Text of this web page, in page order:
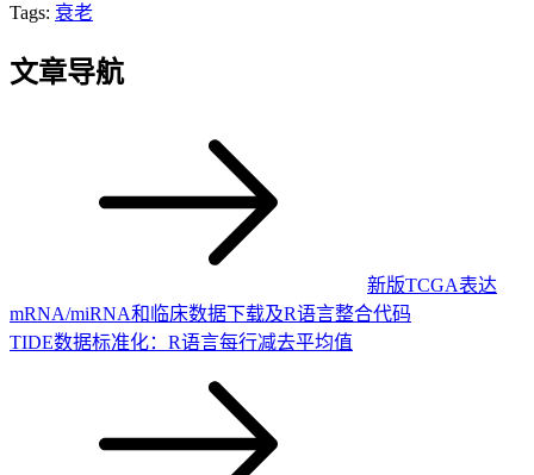
Tags: 衰老
文章导航
新版TCGA表达
mRNA/miRNA和临床数据下载及R语言整合代码
TIDE数据标准化：R语言每行减去平均值